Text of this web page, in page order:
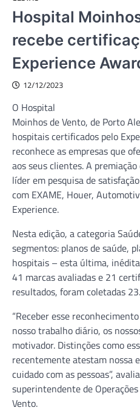
Hospital
recebe
Experience
12/12/2023
O Hospital
Moinhos de Vento, de Porto
hospitais certificados pelo
reconhece as empresas que
aos seus clientes. A
líder em pesquisa de
com EXAME, Houer,
Experience.
Nesta edição, a categoria
segmentos: planos de saúde,
hospitais – esta última,
41 marcas avaliadas e 21
resultados, foram coletadas
“Receber esse
nosso trabalho diário, os
motivador. Distinções como
recentemente atestam nossa
cuidado com as pessoas”,
superintendente de
Vento.